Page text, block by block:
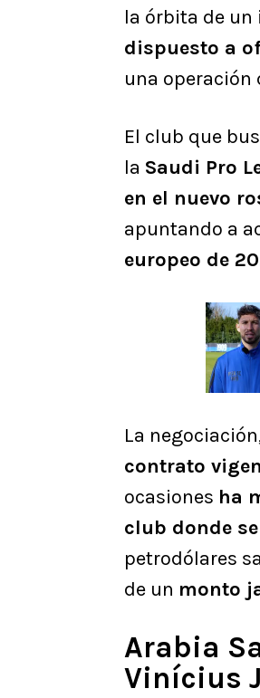
la órbita de
dispuesto a
una operación
El club que
la Saudi Pro
en el nuevo
apuntando a
europeo de
La
contrato
ocasiones ha
club donde
petrodólares
de un monto
Arabia
Vinícius